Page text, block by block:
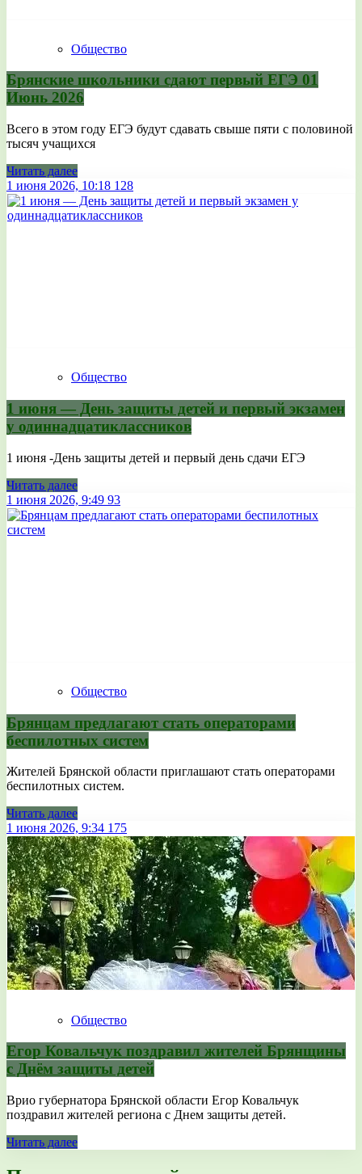
Общество
Брянские школьники сдают первый ЕГЭ 01
Июнь 2026
Всего в этом году ЕГЭ будут сдавать свыше пяти с половиной
тысяч учащихся
Читать далее
1 июня 2026, 10:18 128
Общество
1 июня — День защиты детей и первый экзамен
у одиннадцатиклассников
1 июня -День защиты детей и первый день сдачи ЕГЭ
Читать далее
1 июня 2026, 9:49 93
Общество
Брянцам предлагают стать оперaторами
бeспилотных систeм
Жителей Брянской области приглашают стать операторами
беспилотных систем.
Читать далее
1 июня 2026, 9:34 175
Общество
Егор Ковальчук поздравил жителей Брянщины
с Днём защиты детей
Врио губернатора Брянской области Егор Ковальчук
поздравил жителей региона с Днем защиты детей.
Читать далее